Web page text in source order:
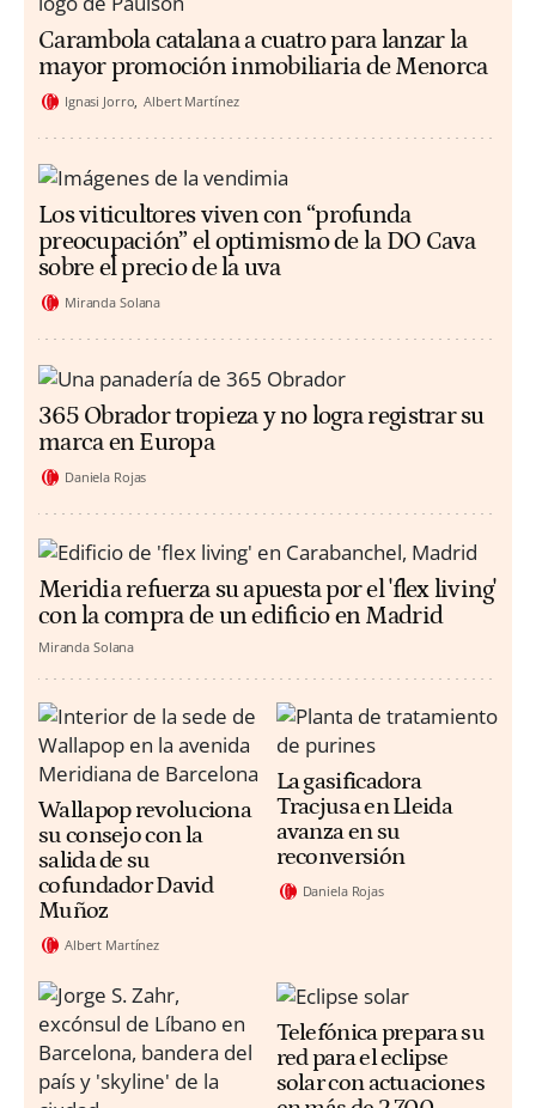
Carambola catalana a cuatro para lanzar la
mayor promoción inmobiliaria de Menorca
Ignasi Jorro Albert Martínez
Los viticultores viven con “profunda
preocupación” el optimismo de la DO Cava
sobre el precio de la uva
Miranda Solana
365 Obrador tropieza y no logra registrar su
marca en Europa
Daniela Rojas
Meridia refuerza su apuesta por el 'flex living'
con la compra de un edificio en Madrid
Miranda Solana
Wallapop revoluciona
su consejo con la
salida de su
cofundador David
Muñoz
Albert Martínez
La gasificadora
Tracjusa en Lleida
avanza en su
reconversión
Daniela Rojas
Telefónica prepara su
red para el eclipse
solar con actuaciones